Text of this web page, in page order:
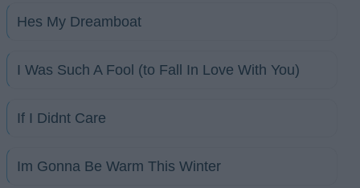
Hes My Dreamboat
I Was Such A Fool (to Fall In Love With You)
If I Didnt Care
Im Gonna Be Warm This Winter